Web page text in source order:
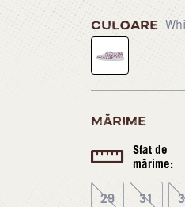
CULOARE
MĂRIME
Sfat de
mărime:
29 31